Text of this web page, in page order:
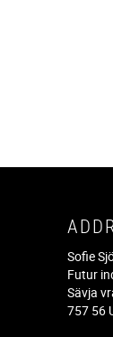
Sofie
Futur
Sävja
757 56